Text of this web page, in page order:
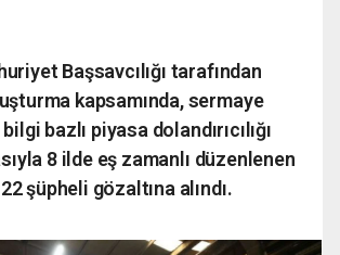
Başsavcılığı tarafından
kapsamında, sermaye
bazlı piyasa dolandırıcılığı
8 ilde eş zamanlı düzenlenen
şüpheli gözaltına alındı.